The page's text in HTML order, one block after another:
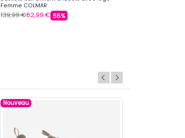
Femme COLMAR
139,99 €62,99 € 55%
Nouveau